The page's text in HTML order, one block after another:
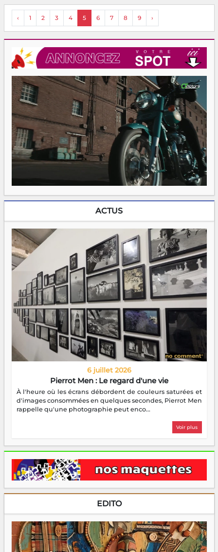
‹ 1 2 3 4 5 6 7 8 9 ›
ACTUS
6 juillet 2026
Pierrot Men : Le regard d'une vie
À l'heure où les écrans débordent de couleurs saturées et
d'images consommées en quelques secondes, Pierrot Men
rappelle qu'une photographie peut enco...
Voir plus
EDITO